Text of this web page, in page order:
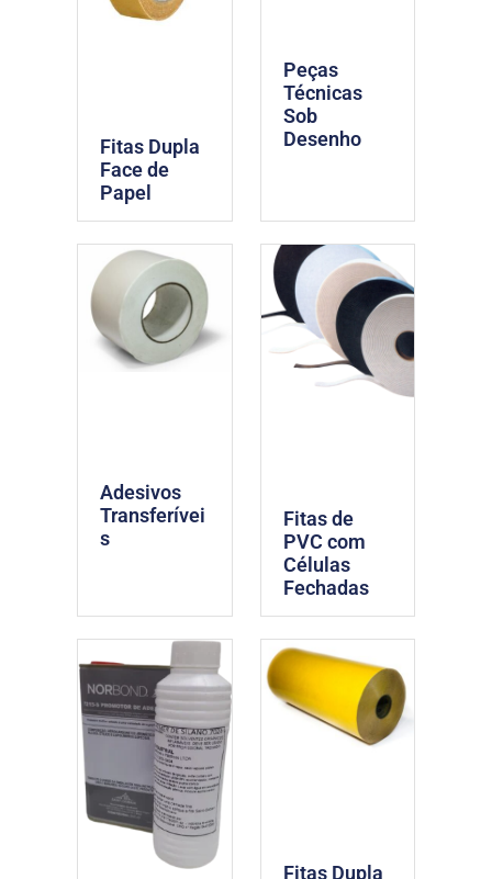
Fitas Dupla
Face de
Papel
Peças
Técnicas
Sob
Desenho
Adesivos
Transferívei
s
Fitas de
PVC com
Células
Fechadas
Fitas Dupla